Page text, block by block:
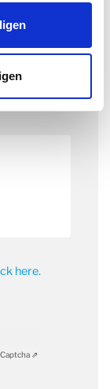
here.
Captcha ⇗